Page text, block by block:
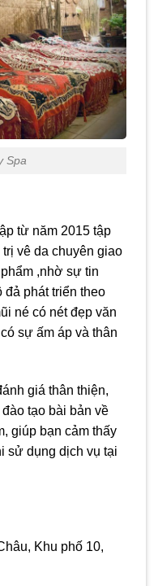
Spa
từ năm 2015 tập
vê da chuyên giao
,nhờ sự tin
phát triển theo
né có nét đẹp văn
sự ấm áp và thân
giá thân thiện,
tạo bài bản về
giúp bạn cảm thấy
sử dụng dịch vụ tại
Khu phố 10,